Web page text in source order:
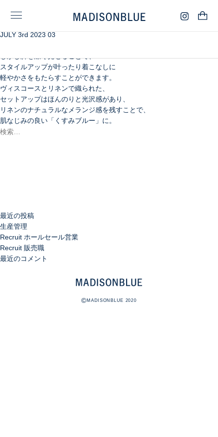
JULY 3rd 2023 03
年齢を重ねるにつれ、コーディネートに
スタイルアップが叶ったり着こなしに
軽やかさをもたらすことができます。
ヴィスコースとリネンで織られた、
セットアップはほんのりと光沢感があり、
リネンのナチュラルなメランジ感を残すことで、
肌なじみの良い「くすみブルー」に。
検
最近の投稿
生産管理
Recruit ホールセール営業
Recruit 販売職
最近のコメント
©MADISONBLUE 2020